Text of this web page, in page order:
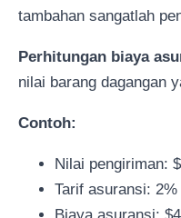
tambahan sangatlah
Perhitungan biaya
nilai barang dagangan
Contoh:
Nilai pengiriman:
Tarif asuransi: 2%